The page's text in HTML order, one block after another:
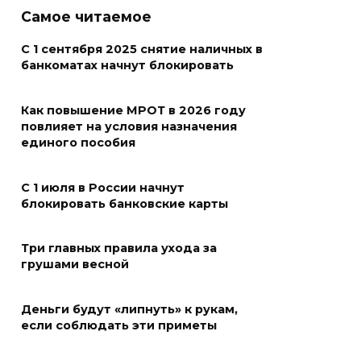
08 августа 2026 09:29
Аномальная жара до +40 °C
накроет Ростов-на-Дону 8
08 августа 2026 09:23
ПВО перехвачены и
уничтожены 397 украинских
08 августа 2026 09:19
пяти районах Ростовской
области
Самое читаемое
С 1 сентября 2025 снятие наличных в
банкоматах начнут блокировать
Как повышение МРОТ в 2026 году
повлияет на условия назначения
единого пособия
С 1 июля в России начнут
блокировать банковские карты
Три главных правила ухода за
грушами весной
Деньги будут «липнуть» к рукам,
если соблюдать эти приметы